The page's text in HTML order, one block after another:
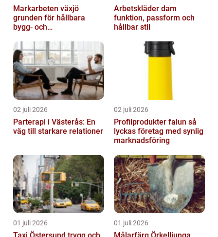
Markarbeten växjö
grunden för hållbara
bygg- och
Arbetskläder dam
funktion, passform och
hållbar stil
02 juli 2026
Parterapi i Västerås: En
väg till starkare relationer
02 juli 2026
Profilprodukter falun så
lyckas företag med synlig
marknadsföring
01 juli 2026 01 juli 2026